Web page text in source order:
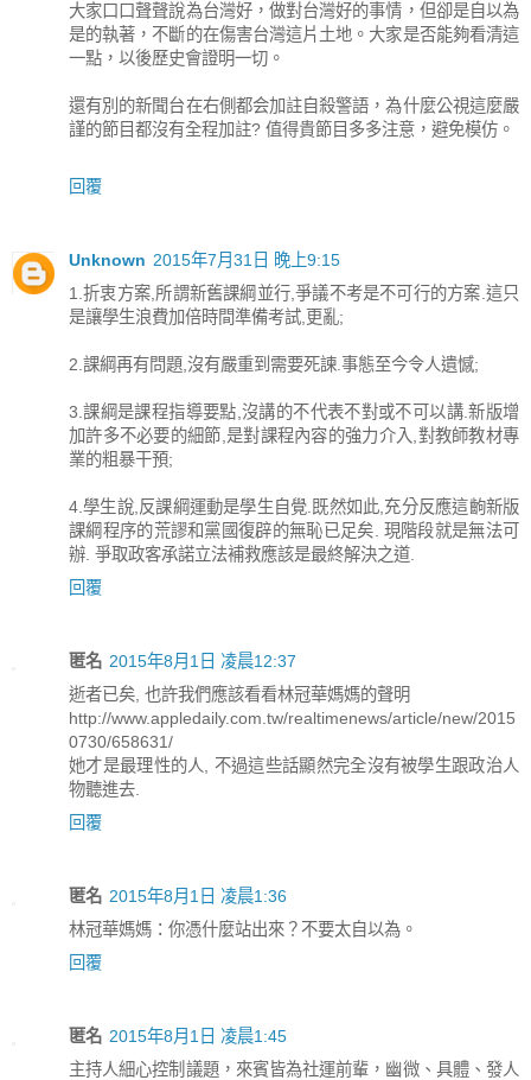
大家口口聲聲說為台灣好，做對台灣好的事情，但卻是自以為
是的執著，不斷的在傷害台灣這片土地。大家是否能夠看清這
一點，以後歷史會證明一切。
還有別的新聞台在右側都会加註自殺警語，為什麼公視這麼嚴
謹的節目都沒有全程加註? 值得貴節目多多注意，避免模仿。
回覆
Unknown 2015年7月31日 晚上9:15
1.折衷方案,所謂新舊課綱並行,爭議不考是不可行的方案.這只
是讓學生浪費加倍時間準備考試,更亂;
2.課綱再有問題,沒有嚴重到需要死諫.事態至今令人遺憾;
3.課綱是課程指導要點,沒講的不代表不對或不可以講.新版增
加許多不必要的細節,是對課程內容的強力介入,對教師教材專
業的粗暴干預;
4.學生說,反課綱運動是學生自覺.既然如此,充分反應這齣新版
課綱程序的荒謬和黨國復辟的無恥已足矣. 現階段就是無法可
辦. 爭取政客承諾立法補救應該是最終解決之道.
回覆
匿名 2015年8月1日 凌晨12:37
逝者已矣, 也許我們應該看看林冠華媽媽的聲明
http://www.appledaily.com.tw/realtimenews/article/new/2015
0730/658631/
她才是最理性的人, 不過這些話顯然完全沒有被學生跟政治人
物聽進去.
回覆
匿名 2015年8月1日 凌晨1:36
林冠華媽媽：你憑什麼站出來？不要太自以為。
回覆
匿名 2015年8月1日 凌晨1:45
主持人細心控制議題，來賓皆為社運前輩，幽微、具體、發人